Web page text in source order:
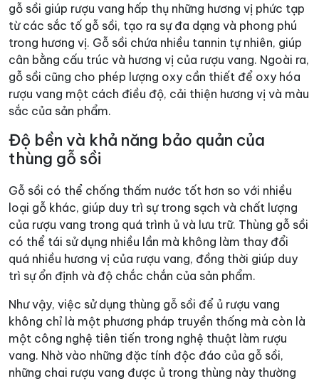
gỗ sồi giúp rượu vang hấp thụ những hương vị phức tạp
từ các sắc tố gỗ sồi, tạo ra sự đa dạng và phong phú
trong hương vị. Gỗ sồi chứa nhiều tannin tự nhiên, giúp
cân bằng cấu trúc và hương vị của rượu vang. Ngoài ra,
gỗ sồi cũng cho phép lượng oxy cần thiết để oxy hóa
rượu vang một cách điều độ, cải thiện hương vị và màu
sắc của sản phẩm.
Độ bền và khả năng bảo quản của
thùng gỗ sồi
Gỗ sồi có thể chống thấm nước tốt hơn so với nhiều
loại gỗ khác, giúp duy trì sự trong sạch và chất lượng
của rượu vang trong quá trình ủ và lưu trữ. Thùng gỗ sồi
có thể tái sử dụng nhiều lần mà không làm thay đổi
quá nhiều hương vị của rượu vang, đồng thời giúp duy
trì sự ổn định và độ chắc chắn của sản phẩm.
Như vậy, việc sử dụng thùng gỗ sồi để ủ rượu vang
không chỉ là một phương pháp truyền thống mà còn là
một công nghệ tiên tiến trong nghệ thuật làm rượu
vang. Nhờ vào những đặc tính độc đáo của gỗ sồi,
những chai rượu vang được ủ trong thùng này thường